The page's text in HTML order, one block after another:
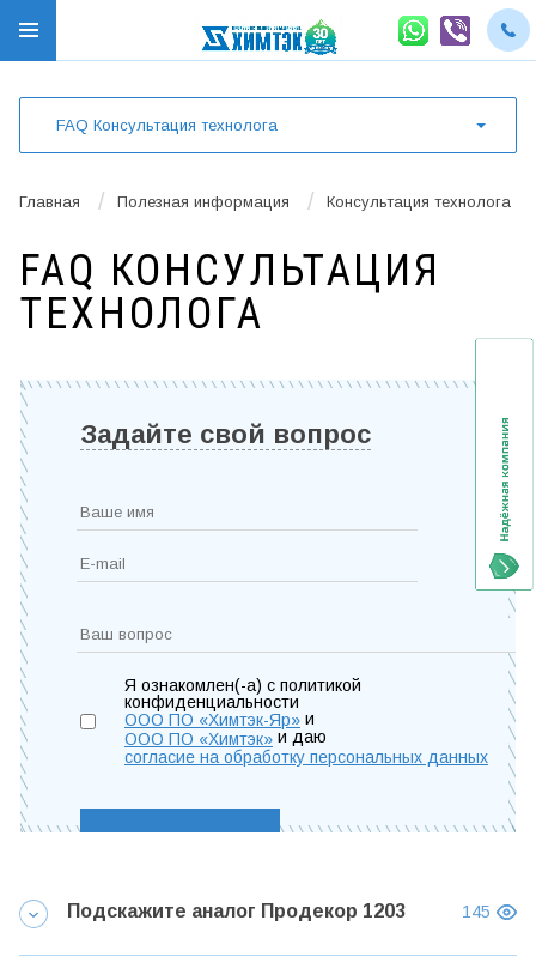
FAQ Консультация технолога
Главная / Полезная информация / Консультация технолога
FAQ КОНСУЛЬТАЦИЯ
ТЕХНОЛОГА
Задайте свой вопрос
Я ознакомлен(-а) с политикой
конфиденциальности
ООО ПО «Химтэк-Яр» и
ООО ПО «Химтэк» и даю
согласие на обработку персональных данных
Подскажите аналог Продекор 1203 145